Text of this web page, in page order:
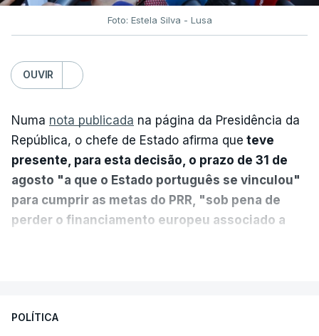
Foto: Estela Silva - Lusa
OUVIR
Numa nota publicada na página da Presidência da
República, o chefe de Estado afirma que teve
presente, para esta decisão, o prazo de 31 de
agosto "a que o Estado português se vinculou"
para cumprir as metas do PRR, "sob pena de
perder o financiamento europeu associado a
sistema mais simples, mais justo e transparente".
POLÍTICA